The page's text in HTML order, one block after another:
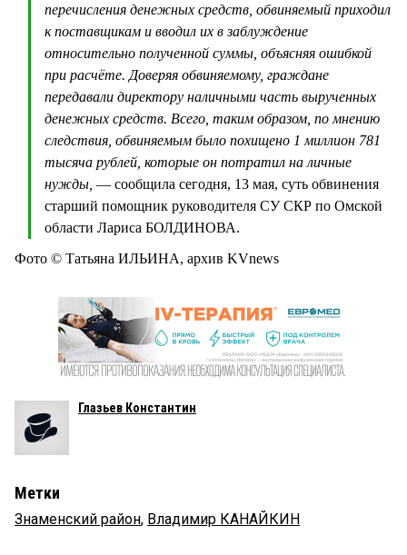
перечисления денежных средств, обвиняемый приходил
к поставщикам и вводил их в заблуждение
относительно полученной суммы, объясняя ошибкой
при расчёте. Доверяя обвиняемому, граждане
передавали директору наличными часть вырученных
денежных средств. Всего, таким образом, по мнению
следствия, обвиняемым было похищено 1 миллион 781
тысяча рублей, которые он потратил на личные
нужды, — сообщила сегодня, 13 мая, суть обвинения
старший помощник руководителя СУ СКР по Омской
области Лариса БОЛДИНОВА.
Фото © Татьяна ИЛЬИНА, архив KVnews
Глазьев Константин
Метки
Знаменский район, Владимир КАНАЙКИН